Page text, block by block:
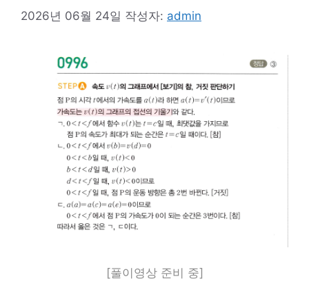
2026년 06월 24일 작성자: admin
[풀이영상 준비 중]